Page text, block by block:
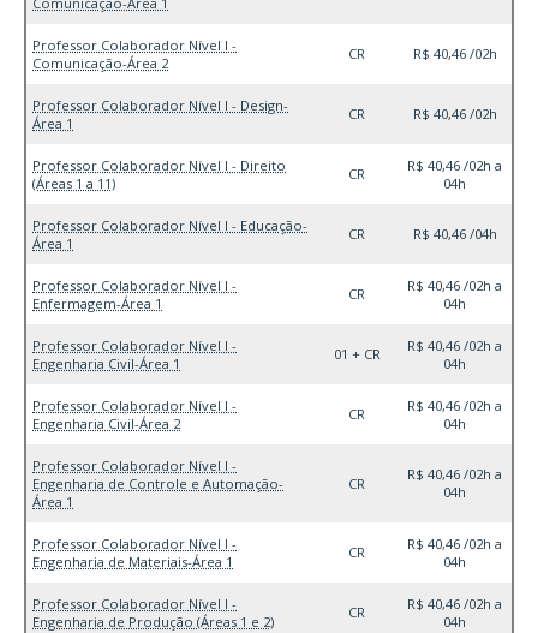
Professor Colaborador Nível I -
Comunicação-Área 2
CR R$ 40,46 /02h
Professor Colaborador Nível I - Design-
Área 1
CR R$ 40,46 /02h
Professor Colaborador Nível I - Direito
(Áreas 1 a 11)
CR
R$ 40,46 /02h a
04h
Professor Colaborador Nível I - Educação-
Área 1
CR R$ 40,46 /04h
Professor Colaborador Nível I -
Enfermagem-Área 1
CR
R$ 40,46 /02h a
04h
Professor Colaborador Nível I -
Engenharia Civil-Área 1
01 + CR
R$ 40,46 /02h a
04h
Professor Colaborador Nível I -
Engenharia Civil-Área 2
CR
R$ 40,46 /02h a
04h
Professor Colaborador Nível I -
Engenharia de Controle e Automação-
Área 1
CR
R$ 40,46 /02h a
04h
Professor Colaborador Nível I -
Engenharia de Materiais-Área 1
CR
R$ 40,46 /02h a
04h
Professor Colaborador Nível I -
Engenharia de Produção (Áreas 1 e 2)
CR
R$ 40,46 /02h a
04h